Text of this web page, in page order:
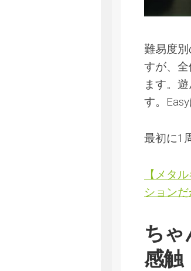
難易度
すが、
ます。
す。
最初に1
【メタ
ション
ちゃ
感触